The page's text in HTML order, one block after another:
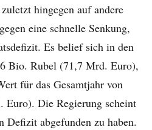
hingegen auf andere
eine schnelle Senkung,
Es belief sich in den
Bio. Rubel (71,7 Mrd. Euro),
für das Gesamtjahr von
Die Regierung scheint
Defizit abgefunden zu haben.